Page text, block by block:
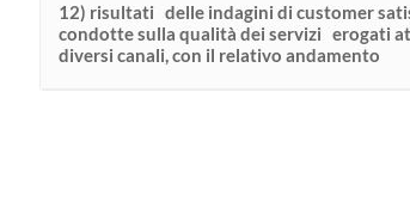
12) risultati delle indagini di customer
condotte sulla qualità dei servizi erogati
diversi canali, con il relativo andamento